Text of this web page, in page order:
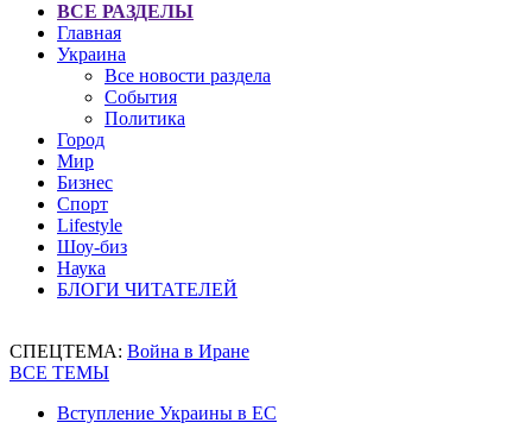
ВСЕ РАЗДЕЛЫ
Главная
Украина
Все новости раздела
События
Политика
Город
Мир
Бизнес
Спорт
Lifestyle
Шоу-биз
Наука
БЛОГИ ЧИТАТЕЛЕЙ
СПЕЦТЕМА: Война в Иране
ВСЕ ТЕМЫ
Вступление Украины в ЕС